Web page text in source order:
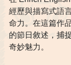
經歷與描寫式語
命力。在這篇作
的節日敘述，捕
奇妙魅力。